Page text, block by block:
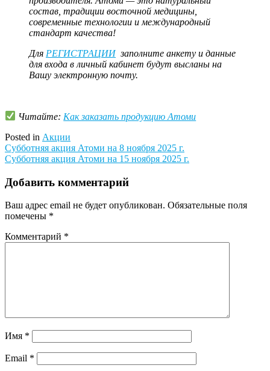
состав, традиции восточной медицины,
современные технологии и международный
стандарт качества!
Для РЕГИСТРАЦИИзаполните анкету и данные
для входа в личный кабинет будут высланы на
Вашу электронную почту.
Читайте: Как заказать продукцию Атоми
Posted in Акции
Навигация
по
записям
Субботняя акция Атоми на 8 ноября 2025 г.
Субботняя акция Атоми на 15 ноября 2025 г.
Добавить комментарий
Ваш адрес email не будет опубликован. Обязательные поля
помечены *
Комментарий *
Имя *
Email *